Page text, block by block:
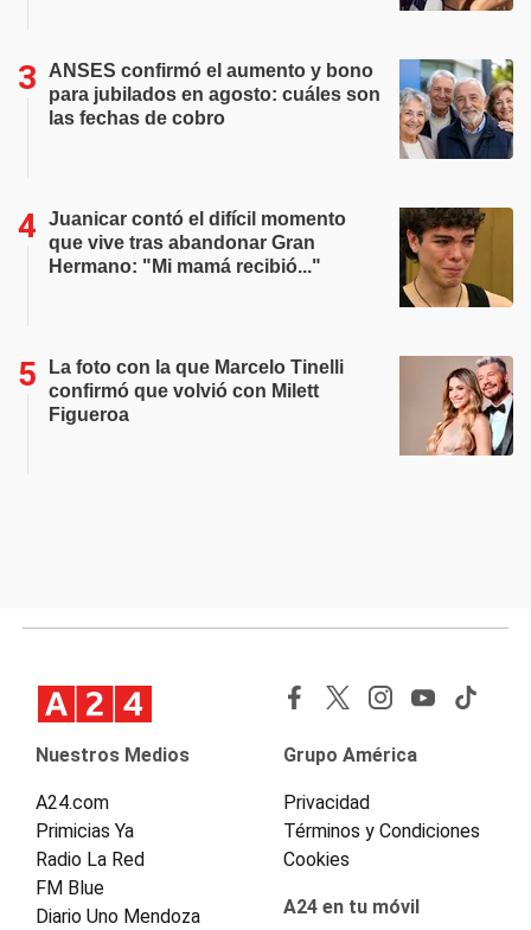
ANSES confirmó el aumento y bono
para jubilados en agosto: cuáles son
las fechas de cobro
Juanicar contó el difícil momento
que vive tras abandonar Gran
Hermano: "Mi mamá recibió..."
La foto con la que Marcelo Tinelli
confirmó que volvió con Milett
Figueroa
Nuestros Medios
A24.com
Primicias Ya
Radio La Red
FM Blue
Diario Uno Mendoza
Grupo América
Privacidad
Términos y Condiciones
Cookies
A24 en tu móvil